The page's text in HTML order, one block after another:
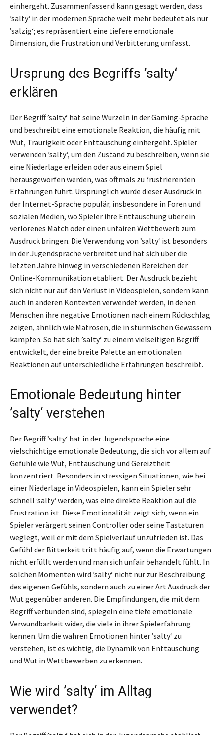
einhergeht. Zusammenfassend kann gesagt werden, dass
’salty‘ in der modernen Sprache weit mehr bedeutet als nur
’salzig‘; es repräsentiert eine tiefere emotionale
Dimension, die Frustration und Verbitterung umfasst.
Ursprung des Begriffs ’salty‘
erklären
Der Begriff ’salty‘ hat seine Wurzeln in der Gaming-Sprache
und beschreibt eine emotionale Reaktion, die häufig mit
Wut, Traurigkeit oder Enttäuschung einhergeht. Spieler
verwenden ’salty‘, um den Zustand zu beschreiben, wenn sie
eine Niederlage erleiden oder aus einem Spiel
herausgeworfen werden, was oftmals zu frustrierenden
Erfahrungen führt. Ursprünglich wurde dieser Ausdruck in
der Internet-Sprache populär, insbesondere in Foren und
sozialen Medien, wo Spieler ihre Enttäuschung über ein
verlorenes Match oder einen unfairen Wettbewerb zum
Ausdruck bringen. Die Verwendung von ’salty‘ ist besonders
in der Jugendsprache verbreitet und hat sich über die
letzten Jahre hinweg in verschiedenen Bereichen der
Online-Kommunikation etabliert. Der Ausdruck bezieht
sich nicht nur auf den Verlust in Videospielen, sondern kann
auch in anderen Kontexten verwendet werden, in denen
Menschen ihre negative Emotionen nach einem Rückschlag
zeigen, ähnlich wie Matrosen, die in stürmischen Gewässern
kämpfen. So hat sich ’salty‘ zu einem vielseitigen Begriff
entwickelt, der eine breite Palette an emotionalen
Reaktionen auf unterschiedliche Erfahrungen beschreibt.
Emotionale Bedeutung hinter
’salty‘ verstehen
Der Begriff ’salty‘ hat in der Jugendsprache eine
vielschichtige emotionale Bedeutung, die sich vor allem auf
Gefühle wie Wut, Enttäuschung und Gereiztheit
konzentriert. Besonders in stressigen Situationen, wie bei
einer Niederlage in Videospielen, kann ein Spieler sehr
schnell ’salty‘ werden, was eine direkte Reaktion auf die
Frustration ist. Diese Emotionalität zeigt sich, wenn ein
Spieler verärgert seinen Controller oder seine Tastaturen
weglegt, weil er mit dem Spielverlauf unzufrieden ist. Das
Gefühl der Bitterkeit tritt häufig auf, wenn die Erwartungen
nicht erfüllt werden und man sich unfair behandelt fühlt. In
solchen Momenten wird ’salty‘ nicht nur zur Beschreibung
des eigenen Gefühls, sondern auch zu einer Art Ausdruck der
Wut gegenüber anderen. Die Empfindungen, die mit dem
Begriff verbunden sind, spiegeln eine tiefe emotionale
Verwundbarkeit wider, die viele in ihrer Spielerfahrung
kennen. Um die wahren Emotionen hinter ’salty‘ zu
verstehen, ist es wichtig, die Dynamik von Enttäuschung
und Wut in Wettbewerben zu erkennen.
Wie wird ’salty‘ im Alltag
verwendet?